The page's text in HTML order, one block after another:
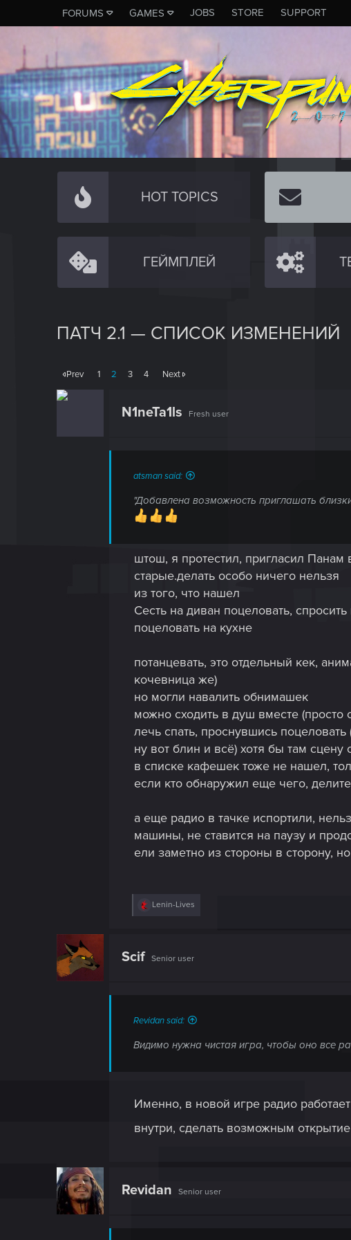
FORUMS GAMES JOBS STORE SUPPORT
HOT TOPICS
ГЕЙМПЛЕЙ
ПАТЧ 2.1 — СПИСОК ИЗМЕНЕНИЙ
Prev 1 2 3 4 Next
N1neTa1ls Fresh user
atsman said:
"Добавлена возможность приглашать
штош, я протестил, пригласил Панам
старые.делать особо ничего нельзя
из того, что нашел
Сесть на диван поцеловать,
поцеловать на кухне
потанцевать, это отдельный кек,
кочевница же)
но могли навалить обнимашек
можно сходить в душ вместе
лечь спать, проснувшись
ну вот блин и всё) хотя бы там
в списке кафешек тоже не нашел,
если кто обнаружил еще чего,
а еще радио в тачке испортили,
машины, не ставится на паузу и
ели заметно из стороны в сторону,
R
i
Lenin-Lives
Scif Senior user
Revidan said:
Видимо нужна чистая игра, чтобы оно все
Именно, в новой игре радио
внутри, сделать возможным
Revidan Senior user